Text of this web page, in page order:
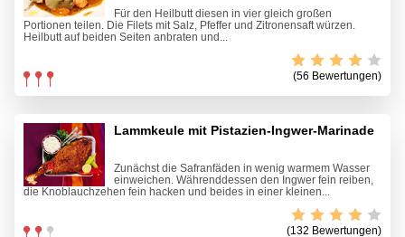
Für den Heilbutt diesen in vier gleich großen
Portionen teilen. Die Filets mit Salz, Pfeffer und Zitronensaft würzen.
Heilbutt auf beiden Seiten anbraten und...
(56 Bewertungen)
Lammkeule mit Pistazien-Ingwer-Marinade
Zunächst die Safranfäden in wenig warmem Wasser
einweichen. Währenddessen den Ingwer fein reiben,
die Knoblauchzehen fein hacken und beides in einer kleinen...
(132 Bewertungen)